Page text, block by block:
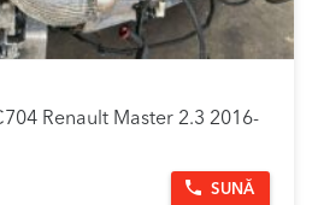
Renault Master 2.3 2016-
SUNĂ